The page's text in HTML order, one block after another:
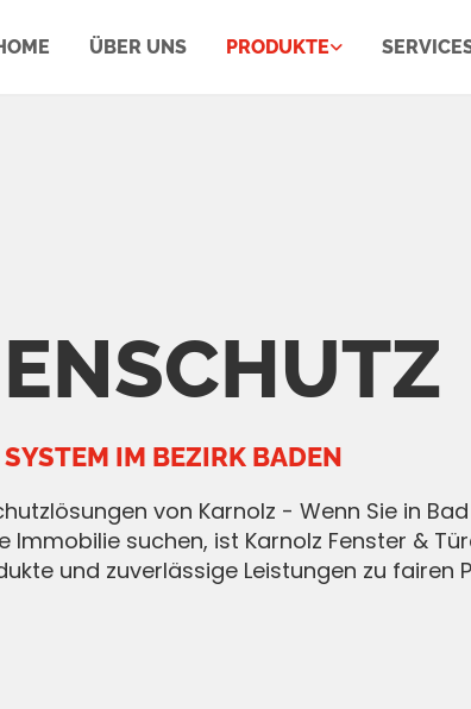
ÜBER UNS PRODUKTE
IM BEZIRK BADEN
von Karnolz - Wenn Sie in
Immobilie suchen, ist Karnolz Fenster &
und zuverlässige Leistungen zu fairen